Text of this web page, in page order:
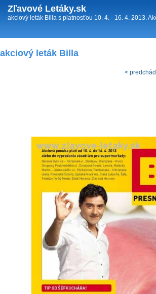
Zľavové Letáky.sk
akciový leták Billa s platnosťou 10. 4. - 16. 4. 2013.
akciový leták Billa
<